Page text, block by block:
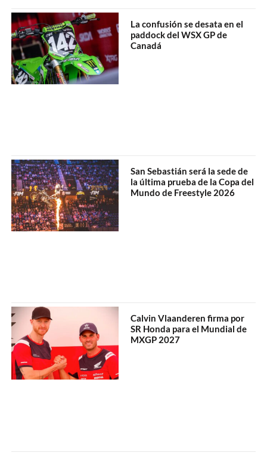
La confusión se desata en el
paddock del WSX GP de
Canadá
San Sebastián será la sede de
la última prueba de la Copa del
Mundo de Freestyle 2026
Calvin Vlaanderen firma por
SR Honda para el Mundial de
MXGP 2027